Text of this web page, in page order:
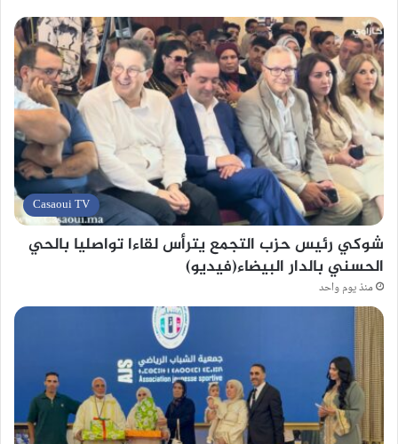
Casaoui TV
شوكي رئيس حزب التجمع يترأس لقاءا تواصليا بالحي
الحسني بالدار البيضاء(فيديو)
منذ يوم واحد